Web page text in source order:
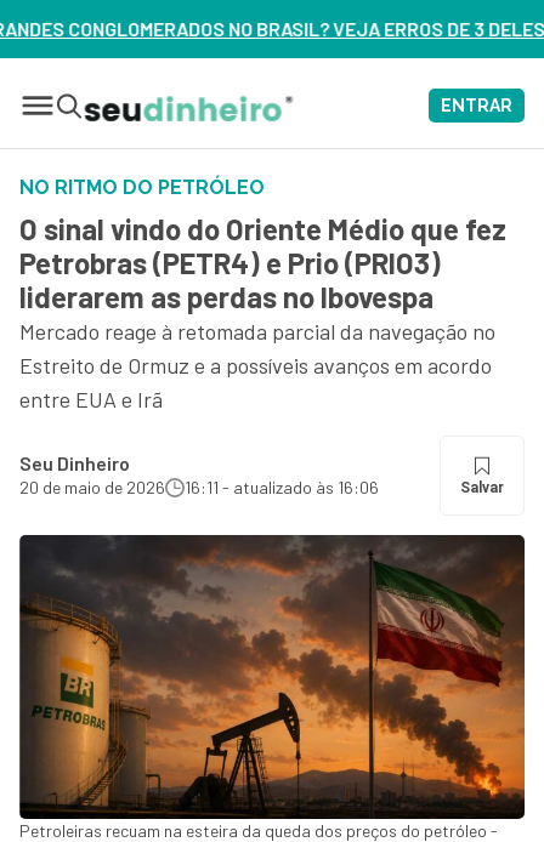
NO BRASIL? VEJA ERROS DE 3 DELES – ASSISTA AGORA
ENTRAR
NO RITMO DO PETRÓLEO
O sinal vindo do Oriente Médio que fez
Petrobras (PETR4) e Prio (PRIO3)
liderarem as perdas no Ibovespa
Mercado reage à retomada parcial da navegação no
Estreito de Ormuz e a possíveis avanços em acordo
entre EUA e Irã
Seu Dinheiro
20 de maio de 2026 16:11 - atualizado às 16:06 Salvar
Petroleiras recuam na esteira da queda dos preços do petróleo -